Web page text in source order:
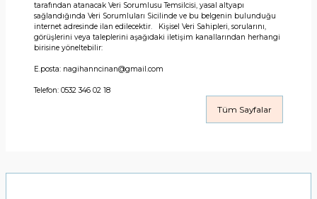
tarafından atanacak Veri Sorumlusu Temsilcisi, yasal altyapı
sağlandığında Veri Sorumluları Sicilinde ve bu belgenin bulunduğu
internet adresinde ilan edilecektir. Kişisel Veri Sahipleri, sorularını,
görüşlerini veya taleplerini aşağıdaki iletişim kanallarından herhangi
birisine yöneltebilir:
E.posta: nagihanncinan@gmail.com
Telefon: 0532 346 02 18
Tüm Sayfalar